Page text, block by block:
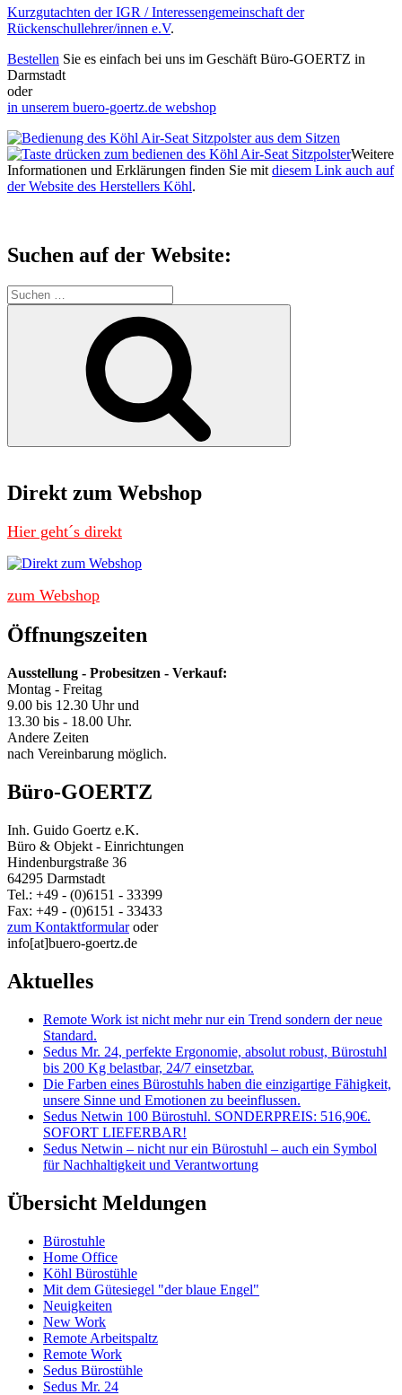
Kurzgutachten der IGR / Interessengemeinschaft der
Rückenschullehrer/innen e.V.
Bestellen Sie es einfach bei uns im Geschäft Büro-GOERTZ in
Darmstadt
oder
in unserem buero-goertz.de webshop
Weitere
Informationen und Erklärungen finden Sie mit diesem Link auch auf
der Website des Herstellers Köhl.
Suchen auf der Website:
Suchen
nach:
Direkt zum Webshop
Hier geht´s direkt
zum Webshop
Öffnungszeiten
Ausstellung - Probesitzen - Verkauf:
Montag - Freitag
9.00 bis 12.30 Uhr und
13.30 bis - 18.00 Uhr.
Andere Zeiten
nach Vereinbarung möglich.
Büro-GOERTZ
Inh. Guido Goertz e.K.
Büro & Objekt - Einrichtungen
Hindenburgstraße 36
64295 Darmstadt
Tel.: +49 - (0)6151 - 33399
Fax: +49 - (0)6151 - 33433
zum Kontaktformularoder
info[at]buero-goertz.de
Aktuelles
Remote Work ist nicht mehr nur ein Trend sondern der neue
Standard.
Sedus Mr. 24, perfekte Ergonomie, absolut robust, Bürostuhl
bis 200 Kg belastbar, 24/7 einsetzbar.
Die Farben eines Bürostuhls haben die einzigartige Fähigkeit,
unsere Sinne und Emotionen zu beeinflussen.
Sedus Netwin 100 Bürostuhl. SONDERPREIS: 516,90€.
SOFORT LIEFERBAR!
Sedus Netwin – nicht nur ein Bürostuhl – auch ein Symbol
für Nachhaltigkeit und Verantwortung
Übersicht Meldungen
Bürostuhle
Home Office
Köhl Bürostühle
Mit dem Gütesiegel "der blaue Engel"
Neuigkeiten
New Work
Remote Arbeitspaltz
Remote Work
Sedus Bürostühle
Sedus Mr. 24